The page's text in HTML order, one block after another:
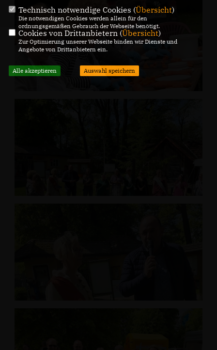
Technisch notwendige Cookies (Übersicht)
Die notwendigen Cookies werden allein für den
ordnungsgemäßen Gebrauch der Webseite benötigt.
Cookies von Drittanbietern (Übersicht)
Zur Optimierung unserer Webseite binden wir Dienste und
Angebote von Drittanbietern ein.
Alle akzeptieren Auswahl speichern